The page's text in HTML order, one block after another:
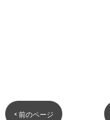
< 前のページ